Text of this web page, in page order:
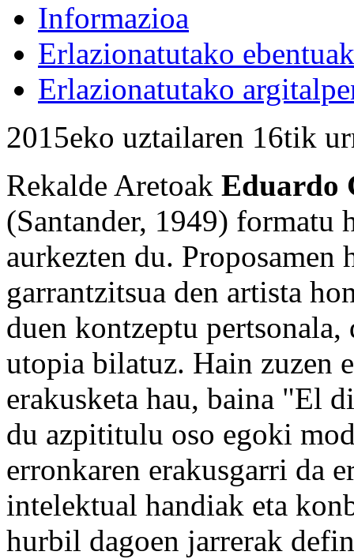
Informazioa
Erlazionatutako ebentuak
Erlazionatutako
2015eko uztailaren 16tik
Rekalde Aretoak Eduardo
(Santander, 1949) formatu
aurkezten du. Proposamen
garrantzitsua den artista
duen kontzeptu pertsonala,
utopia bilatuz. Hain zuzen
erakusketa hau, baina "El
du azpititulu oso egoki
erronkaren erakusgarri da
intelektual handiak eta
hurbil dagoen jarrerak